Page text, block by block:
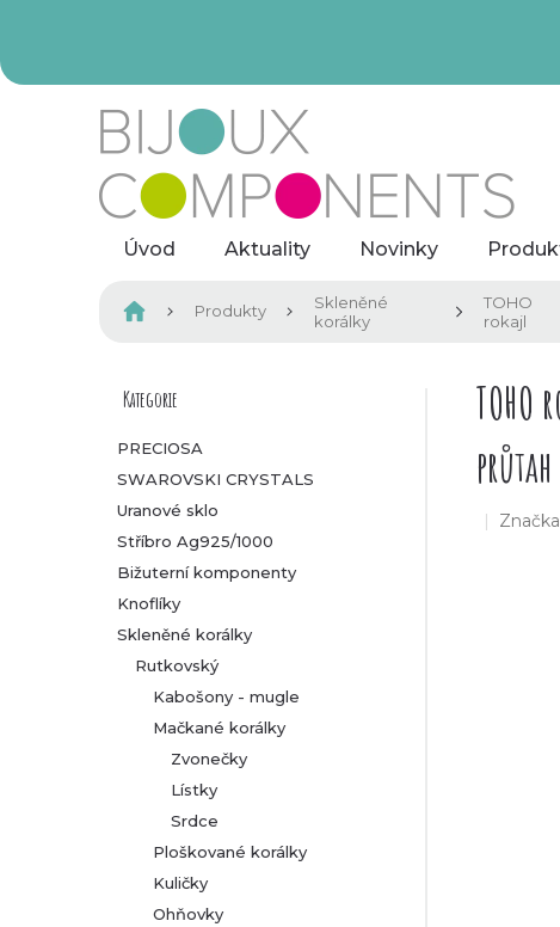
Úvod Aktuality Novinky
Domů Produkty
Skleněné
korálky
TOHO
rokajl
P
o
s
t
r
a
Přeskočit
Kategorie
PRECIOSA
SWAROVSKI CRYSTALS
Uranové sklo
Stříbro Ag925/1000
Bižuterní komponenty
Knoflíky
Skleněné korálky
Rutkovský
Kabošony - mugle
Mačkané korálky
Zvonečky
Lístky
Srdce
Ploškované korálky
Kuličky
Ohňovky